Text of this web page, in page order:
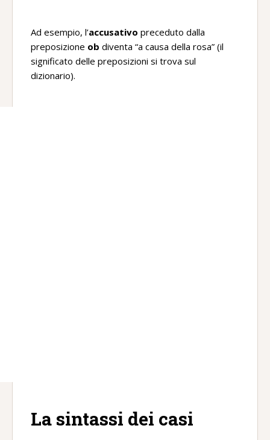
Ad esempio, l’accusativo preceduto dalla
preposizione ob diventa “a causa della rosa” (il
significato delle preposizioni si trova sul
dizionario).
La sintassi dei casi